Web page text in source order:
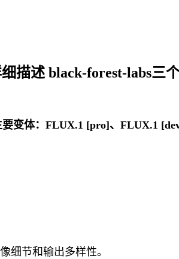
描述 black-forest-labs三
变体：FLUX.1 [pro]、FLUX.1
细节和输出多样性。